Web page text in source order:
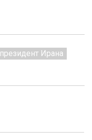
президент Ирана